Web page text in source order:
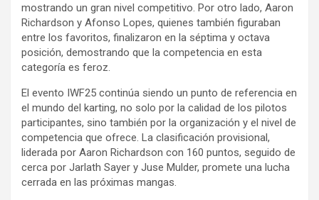
mostrando un gran nivel competitivo. Por otro lado, Aaron
Richardson y Afonso Lopes, quienes también figuraban
entre los favoritos, finalizaron en la séptima y octava
posición, demostrando que la competencia en esta
categoría es feroz.
El evento IWF25 continúa siendo un punto de referencia en
el mundo del karting, no solo por la calidad de los pilotos
participantes, sino también por la organización y el nivel de
competencia que ofrece. La clasificación provisional,
liderada por Aaron Richardson con 160 puntos, seguido de
cerca por Jarlath Sayer y Juse Mulder, promete una lucha
cerrada en las próximas mangas.